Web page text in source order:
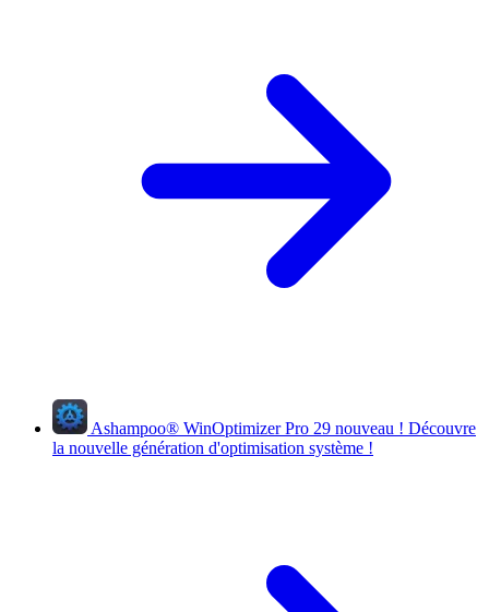
Ashampoo® WinOptimizer Pro 29 nouveau ! Découvre
la nouvelle génération d'optimisation système !